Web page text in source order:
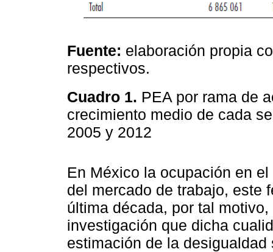
Fuente: elaboración propia
respectivos.
Cuadro 1. PEA por rama de
crecimiento medio de cada
2005 y 2012
En México la ocupación en
del mercado de trabajo, este
última década, por tal
investigación que dicha
estimación de la desigualdad